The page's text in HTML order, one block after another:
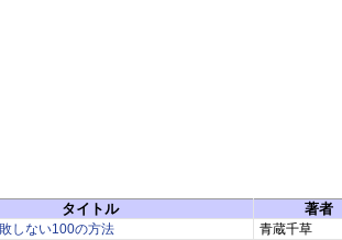
タイトル 著者
しない100の方法 青蔵千草